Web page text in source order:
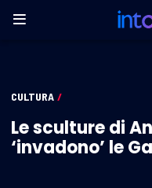
CULTURA /
Le sculture di
‘invadono’ le